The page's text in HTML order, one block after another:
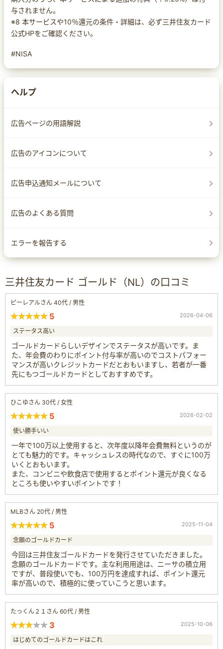
与されません。
※8 本サービスや10％還元の条件・詳細は、必ず三井住友カード
公式HPをご確認ください。
#NISA
ヘルプ
広告ページの用語解説
広告のアイコンについて
広告申込通知メールについて
広告のよくある質問
エラーを報告する
三井住友カード ゴールド（NL）の口コミ
ピーレアルさん 40代 / 男性
5 2026-04-06
ステータス高い
ゴールドカードらしいデザインでステータスが高いです。ま
た、年会費のわりにポイント付与率が高いのでコストパフォー
マンスが高いクレジットカードだとおもいますし、若者が一番
先にもつゴールドカードとしておすすめです。
ひこゆさん 30代 / 女性
5 2026-02-02
使い勝手いい
一年で100万以上使用すると、次年度以降年会費無料というのが
とても魅力的です。キャッシュレスの時代なので、すぐに100万
いくとおもいます。
また、コンビニや飲食店で使用するとポイント還元が良くなる
ところも使いやすいポイントです！
MLBさん 20代 / 男性
5 2025-11-04
念願のゴールドカード
今回は三井住友ゴールドカードを発行させていただきました。
念願のゴールドカードです。主な利用用途は、ニーサの積立用
ですが、普段使いでも、100万円を達成すれば、ポイント還元
率が高いので、積極的に使っていこうと思います。
たっくん２１さん 60代 / 男性
3 2025-10-06
はじめてのゴールドカードはこれ